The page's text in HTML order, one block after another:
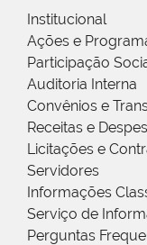
Institucional
Ações e
Participação
Auditoria Interna
Convênios e
Receitas e
Licitações e
Servidores
Informações
Serviço de
Perguntas